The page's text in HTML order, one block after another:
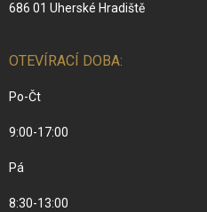
686 01 Uherské Hradiště
OTEVÍRACÍ DOBA:
Po-Čt
9:00-17:00
Pá
8:30-13:00